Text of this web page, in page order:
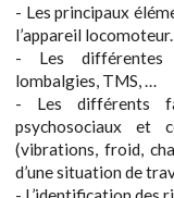
- Les principaux
l’appareil locomoteur.
- Les différentes
lombalgies, TMS, …
- Les différents
psychosociaux et
(vibrations, froid,
d’une situation de